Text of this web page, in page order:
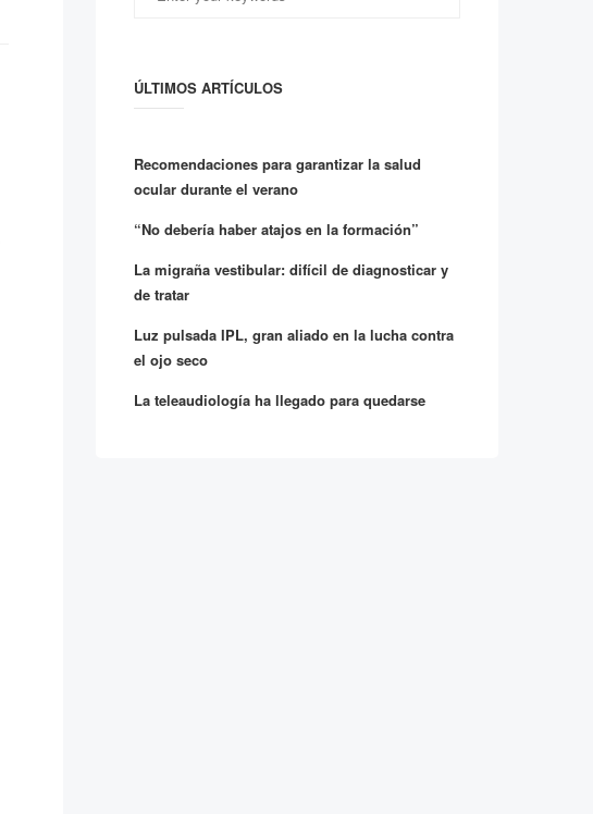
ÚLTIMOS ARTÍCULOS
Recomendaciones para garantizar la salud
ocular durante el verano
“No debería haber atajos en la formación”
La migraña vestibular: difícil de diagnosticar y
de tratar
Luz pulsada IPL, gran aliado en la lucha contra
el ojo seco
La teleaudiología ha llegado para quedarse